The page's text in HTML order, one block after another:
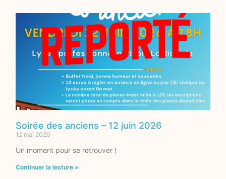
Soirée des anciens – 12 juin 2026
12 mai 2026
Un moment pour se retrouver !
Continuer la lecture »